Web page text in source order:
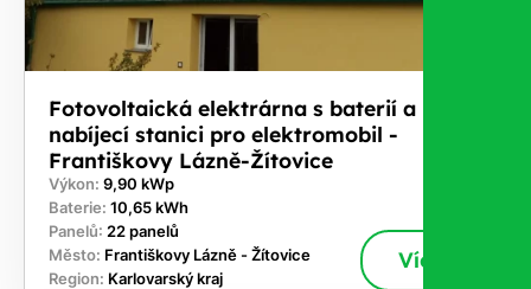
Fotovoltaická elektrárna s baterií a
nabíjecí stanici pro elektromobil -
Františkovy Lázně-Žítovice
Výkon: 9,90 kWp
Baterie: 10,65 kWh
Panelů: 22 panelů
Město: Františkovy Lázně - Žítovice
Region: Karlovarský kraj
Více